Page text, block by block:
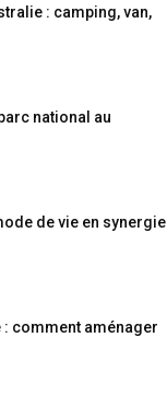
: camping, van,
national au
de vie en synergie
: comment aménager